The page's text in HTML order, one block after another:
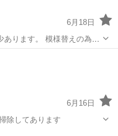
6月18日
様替えの為に
てください。 デスク下のネ
6月16日
分もつきます 綺麗に掃除してあります